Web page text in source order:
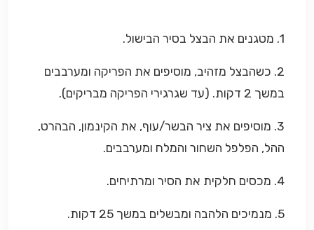
1. מטגנים את הבצל בסיר הבישול.
2. כשהבצל מזהיב, מוסיפים את הפריקה ומערבבים
במשך 2 דקות. (עד שגרגירי הפריקה מבריקים).
3. מוסיפים את ציר הבשר/עוף, את הקינמון, הבהרט,
ההל, הפלפל השחור והמלח ומערבבים.
4. מכסים חלקית את הסיר ומרתיחים.
5. מנמיכים הלהבה ומבשלים במשך 25 דקות.